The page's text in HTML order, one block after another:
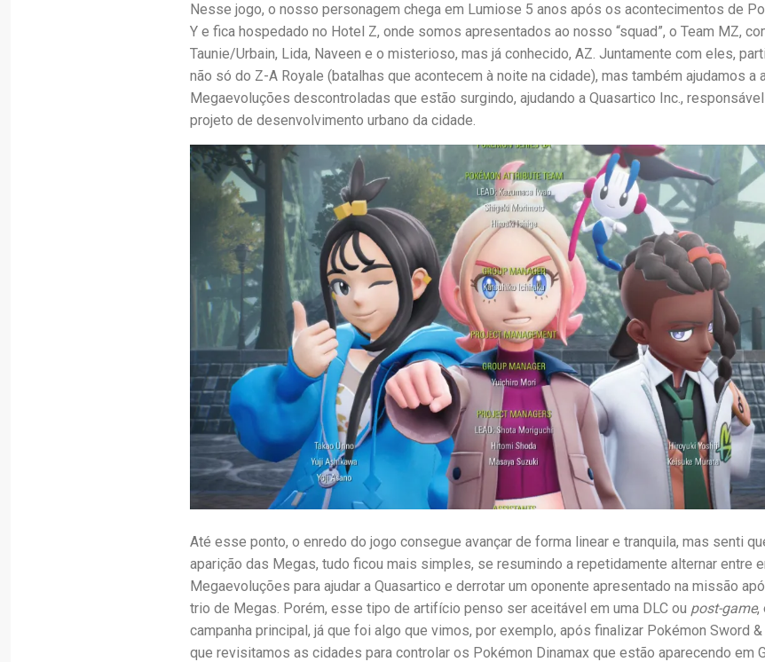
Nesse jogo, o nosso personagem chega em Lumiose 5 anos após os acontecimentos de
Y e fica hospedado no Hotel Z, onde somos apresentados ao nosso “squad”, o Team MZ,
Taunie/Urbain, Lida, Naveen e o misterioso, mas já conhecido, AZ. Juntamente com eles,
não só do Z-A Royale (batalhas que acontecem à noite na cidade), mas também ajudamos a
Megaevoluções descontroladas que estão surgindo, ajudando a Quasartico Inc.,
projeto de desenvolvimento urbano da cidade.
Até esse ponto, o enredo do jogo consegue avançar de forma linear e tranquila, mas senti
aparição das Megas, tudo ficou mais simples, se resumindo a repetidamente alternar entre
Megaevoluções para ajudar a Quasartico e derrotar um oponente apresentado na missão
trio de Megas. Porém, esse tipo de artifício penso ser aceitável em uma DLC ou post-game,
campanha principal, já que foi algo que vimos, por exemplo, após finalizar Pokémon Sword &
que revisitamos as cidades para controlar os Pokémon Dinamax que estão aparecendo em